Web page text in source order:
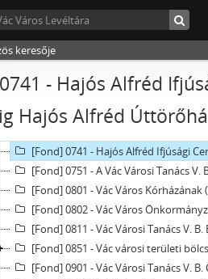
keresője
- Hajós Alfréd
Hajós Alfréd
[Fond] 0604 - Simon Antal Általános
[Fond] 0605 - Általános Iskola és Speciális
[Fond] 0651 - A Vác Városi Tanács V.
[Fond] 0701 - Vác Város Levéltárának
[Fond] 0702 - A Katona Lajos Városi
[Fond] 0703 - Váci Értéktár -
[Fond] 0731 - Madách Imre
[Fond] 0741 - Hajós Alfréd Ifjúsági
[Fond] 0751 - A Vác Városi Tanács
[Fond] 0801 - Vác Város
[Fond] 0802 - Vác Város
[Fond] 0811 - Vác Városi Tanács V. B. Egyesített Szociális
[Fond] 0851 - Vác városi területi
[Fond] 0901 - Vác Városi Tanács V.